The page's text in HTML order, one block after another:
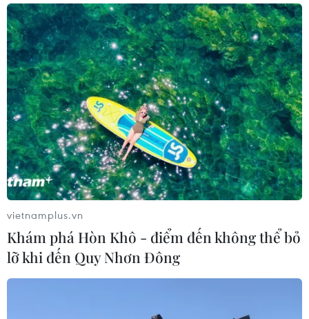
vietnamplus.vn
Khám phá Hòn Khô - điểm đến không thể bỏ
lỡ khi đến Quy Nhơn Đông